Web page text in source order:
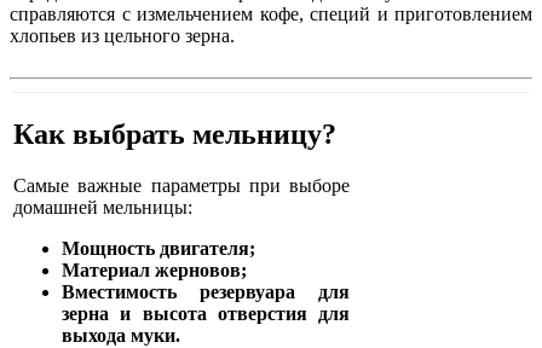
справляются с измельчением кофе, специй и приготовлением
хлопьев из цельного зерна.
Как выбрать мельницу?
Самые важные параметры при выборе
домашней мельницы:
Мощность двигателя;
Материал жерновов;
Вместимость резервуара для
зерна и высота отверстия для
выхода муки.